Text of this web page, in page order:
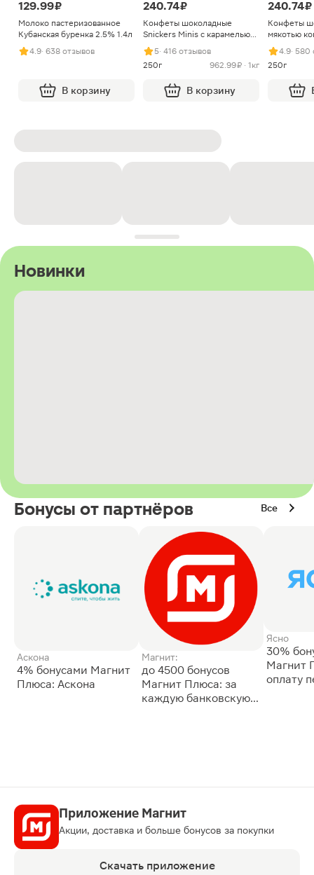
129.99 ₽
Молоко пастеризованное
Кубанская буренка 2.5% 1.4л
4.9· 638 отзывов
В корзину
240.74 ₽
Конфеты шоколадные
Snickers Minis с карамелью
арахисом и нугой
5· 416 отзывов
250г
962.99 ₽ · 1кг
В корзину
240.74 ₽
Конфеты
мякотью
4.9· 580
250г
Новинки
Бонусы от партнёров Все
Аскона
4% бонусами Магнит
Плюса: Аскона
Магнит:
до 4500 бонусов
Магнит Плюса: за
каждую банковскую
Ясно
30%
Магнит
оплату
Приложение Магнит
Акции, доставка и больше бонусов за покупки
Скачать приложение